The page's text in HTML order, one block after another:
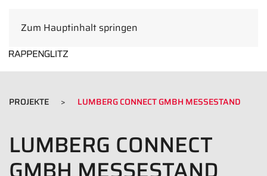
Zum Hauptinhalt springen
PROJEKTE LUMBERG CONNECT GMBH MESSESTAND
LUMBERG CONNECT